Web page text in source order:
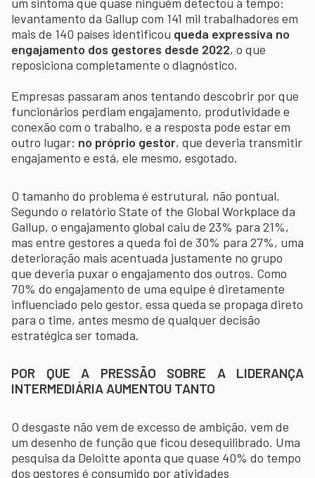
levantamento da Gallup com 141 mil trabalhadores em
mais de 140 países identificou queda expressiva no
engajamento dos gestores desde 2022, o que
reposiciona completamente o diagnóstico.
Empresas passaram anos tentando descobrir por que
funcionários perdiam engajamento, produtividade e
conexão com o trabalho, e a resposta pode estar em
outro lugar: no próprio gestor, que deveria transmitir
engajamento e está, ele mesmo, esgotado.
O tamanho do problema é estrutural, não pontual.
Segundo o relatório State of the Global Workplace da
Gallup, o engajamento global caiu de 23% para 21%,
mas entre gestores a queda foi de 30% para 27%, uma
deterioração mais acentuada justamente no grupo
que deveria puxar o engajamento dos outros. Como
70% do engajamento de uma equipe é diretamente
influenciado pelo gestor, essa queda se propaga direto
para o time, antes mesmo de qualquer decisão
estratégica ser tomada.
POR QUE A PRESSÃO SOBRE A LIDERANÇA
INTERMEDIÁRIA AUMENTOU TANTO
O desgaste não vem de excesso de ambição, vem de
um desenho de função que ficou desequilibrado. Uma
pesquisa da Deloitte aponta que quase 40% do tempo
dos gestores é consumido por atividades